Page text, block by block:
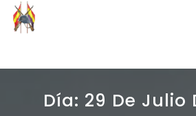
Día: 29 De Julio